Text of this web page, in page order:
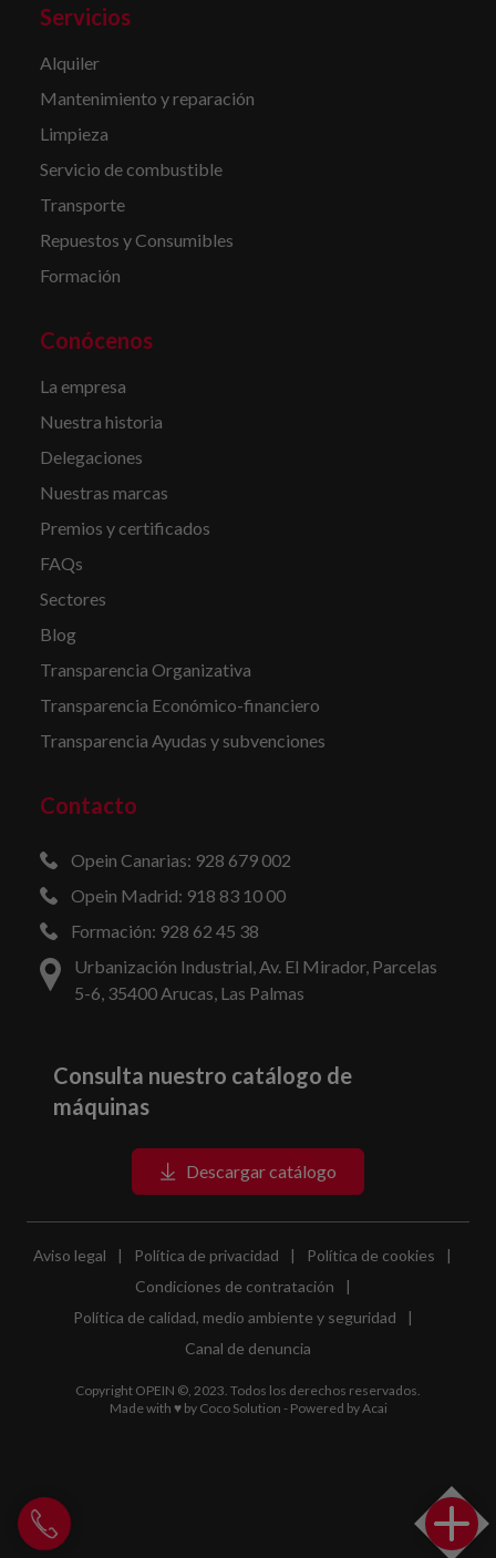
Llamar a Opein
Servicios
Alquiler
Mantenimiento y reparación
Limpieza
Servicio de combustible
Transporte
Repuestos y Consumibles
Formación
Conócenos
La empresa
Nuestra historia
Delegaciones
Nuestras marcas
Premios y certificados
FAQs
Sectores
Blog
Transparencia Organizativa
Transparencia Económico-financiero
Transparencia Ayudas y subvenciones
Contacto
Opein Canarias: 928 679 002
Opein Madrid: 918 83 10 00
Formación: 928 62 45 38
Urbanización Industrial, Av. El Mirador, Parcelas
5-6, 35400 Arucas, Las Palmas
Consulta nuestro catálogo de
máquinas
Descargar catálogo
Aviso legal | Política de privacidad | Política de cookies
|
Condiciones de contratación
|
Política de calidad, medio ambiente y seguridad
|
Canal de denuncia
Copyright OPEIN ©, 2023. Todos los derechos reservados.
Made with ♥ by Coco Solution - Powered byAcai